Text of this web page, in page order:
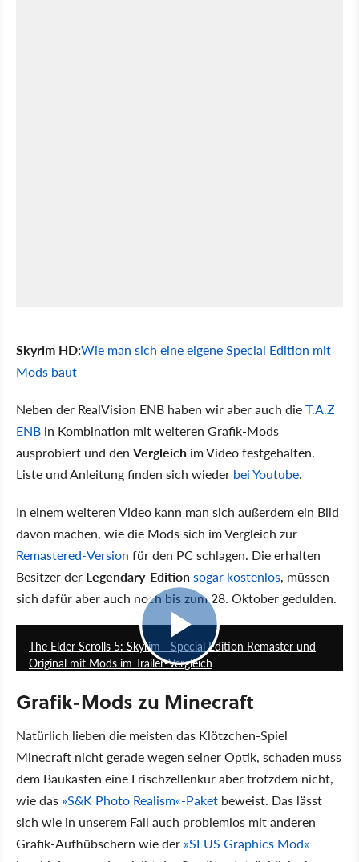
Skyrim HD:Wie man sich eine eigene Special Edition mit
Mods baut
Neben der RealVision ENB haben wir aber auch dieT.A.Z
ENB in Kombination mit weiteren Grafik-Mods
ausprobiert und den Vergleich im Video festgehalten.
Liste und Anleitung finden sich wieder bei Youtube.
In einem weiteren Video kann man sich außerdem ein Bild
davon machen, wie die Mods sich im Vergleich zur
Remastered-Version für den PC schlagen. Die erhalten
Besitzer der Legendary-Editionsogar kostenlos, müssen
sich dafür aber auch noch bis zum 28. Oktober gedulden.
The Elder Scrolls 5: Skyrim - Special Edition Remaster und
Original mit Mods im Trailer-Vergleich
Grafik-Mods zu Minecraft
Natürlich lieben die meisten das Klötzchen-Spiel
Minecraft nicht gerade wegen seiner Optik, schaden muss
dem Baukasten eine Frischzellenkur aber trotzdem nicht,
wie das »S&K Photo Realism«-Paket beweist. Das lässt
sich wie in unserem Fall auch problemlos mit anderen
Grafik-Aufhübschern wie der »SEUS Graphics Mod«